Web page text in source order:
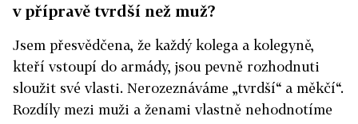
v přípravě tvrdší než muž?
Jsem přesvědčena, že každý kolega a kolegyně,
kteří vstoupí do armády, jsou pevně rozhodnuti
sloužit své vlasti. Nerozeznáváme „tvrdší“ a měkčí“.
Rozdíly mezi muži a ženami vlastně nehodnotíme